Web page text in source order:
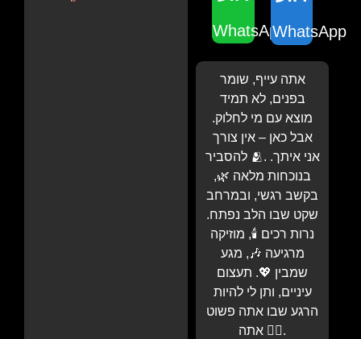
WhatsAppWhatsApp
אתה עייף, שומר
בפנים, לא תמיד
מוצא עם מי לחלוק.
אבל כאן – אין צורך
להסביר 🫂. אני איתך.
בנוכחות מלאה 🌿,
בקשב רגשי, ובמרחב
שקט שבו הלב נפתח.
נרות רכים 🕯️, מוזיקה
מרגיעה 🎶, מגע
שמבין 💖. תעצום
עיניים, ותן לי להיות
הרגע שבו אתה פשוט
אתה 💆‍♂️.